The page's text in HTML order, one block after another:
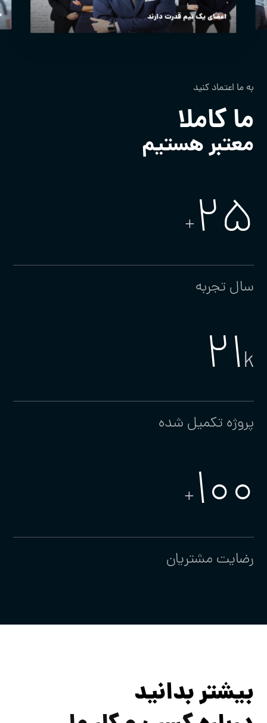
اعضای یک تیم قدرت دارند
به ما اعتماد کنید
ماکاملا
معتبر هستیم
25
+
سال تجربه
21k
پروژه تکمیل شده
100
+
رضایت مشتریان
بیشتر بدانید